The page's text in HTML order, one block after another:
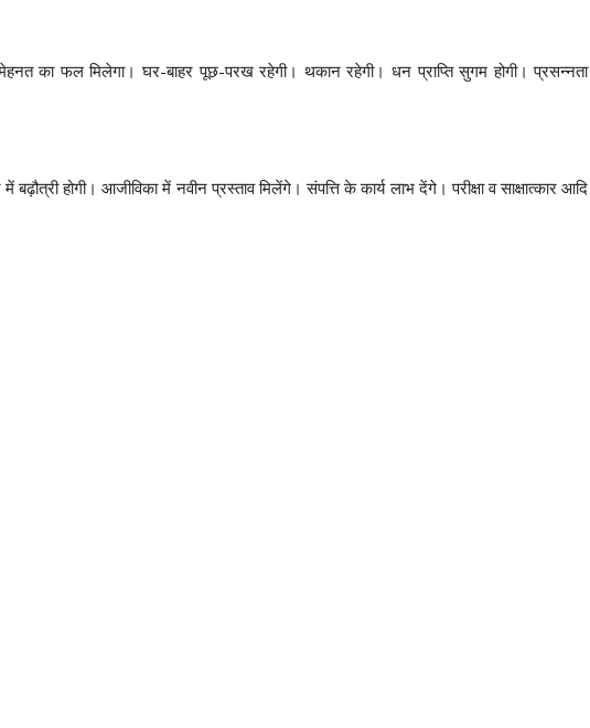
का फल मिलेगा। घर-बाहर पूछ-परख रहेगी। थकान रहेगी। धन प्राप्ति सुगम होगी। प्रसन्नता
होगी। आजीविका में नवीन प्रस्ताव मिलेंगे। संपत्ति के कार्य लाभ देंगे। परीक्षा व साक्षात्कार आदि